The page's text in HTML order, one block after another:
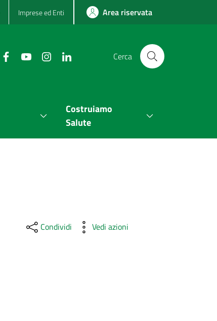
Imprese ed Enti Area riservata
Cerca
Costruiamo
Salute
Condividi Vedi azioni